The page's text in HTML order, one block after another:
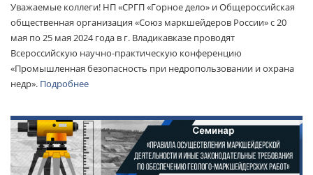
Уважаемые коллеги! НП «СРГП «Горное дело» и Общероссийская
общественная организация «Союз маркшейдеров России» с 20
мая по 25 мая 2024 года в г. Владикавказе проводят
Всероссийскую научно-практическую конференцию
«Промышленная безопасность при недропользовании и охрана
недр». Подробнее